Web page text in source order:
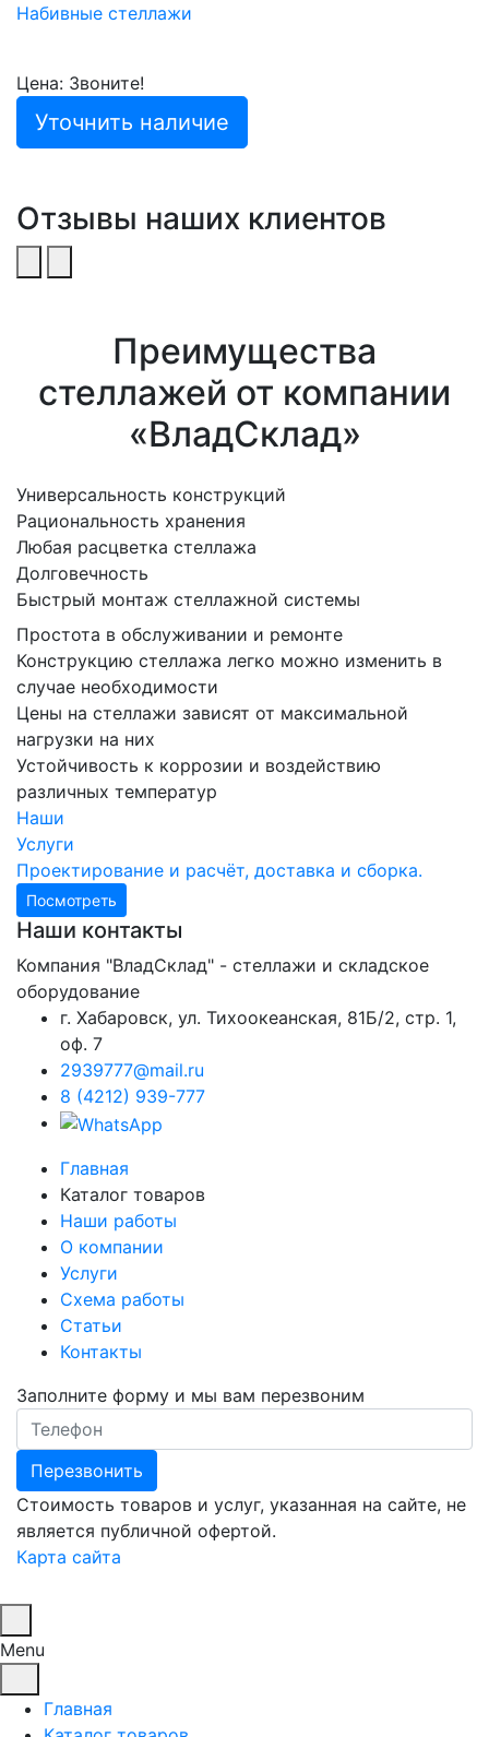
Набивные стеллажи
Цена: Звоните!
Уточнить наличие
Отзывы наших клиентов
Преимущества
стеллажей от компании
«ВладСклад»
Универсальность конструкций
Рациональность хранения
Любая расцветка стеллажа
Долговечность
Быстрый монтаж стеллажной системы
Простота в обслуживании и ремонте
Конструкцию стеллажа легко можно изменить в
случае необходимости
Цены на стеллажи зависят от максимальной
нагрузки на них
Устойчивость к коррозии и воздействию
различных температур
Наши
Услуги
Проектирование и расчёт, доставка и сборка.
Посмотреть
Наши контакты
Компания "ВладСклад" - стеллажи и складское
оборудование
г. Хабаровск, ул. Тихоокеанская, 81Б/2, стр. 1,
оф. 7
2939777@mail.ru
8 (4212) 939-777
Главная
Каталог товаров
Наши работы
О компании
Услуги
Схема работы
Статьи
Контакты
Заполните форму и мы вам перезвоним
Телефон
Перезвонить
Стоимость товаров и услуг, указанная на сайте, не
является публичной офертой.
Карта сайта
Menu
Главная